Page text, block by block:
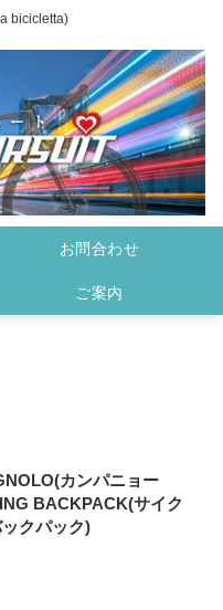
bicicletta)
お問合わせ
ご案内
カンパニョー
BACKPACK(サイク
クパック)